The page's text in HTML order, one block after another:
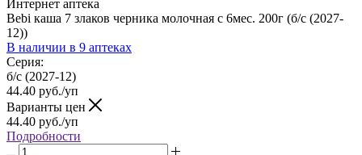
Интернет аптека
Bebi каша 7 злаков черника молочная с 6мес. 200г (б/с (2027-
12))
В наличии в 9 аптеках
Серия:
б/с (2027-12)
44.40 руб./уп
Варианты цен
44.40 руб./уп
Подробности